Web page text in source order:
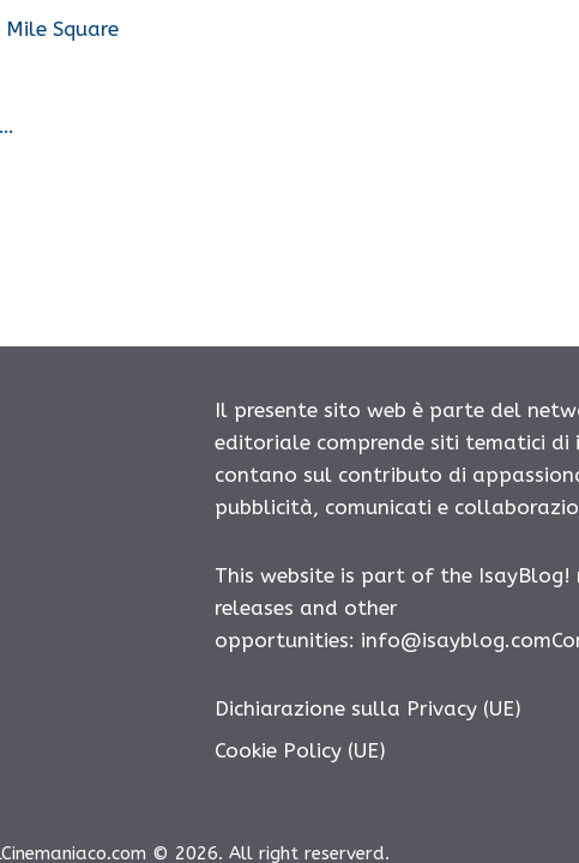
Square
Il presente sito web è parte del
editoriale comprende siti tematici di
contano sul contributo di
pubblicità, comunicati e
This website is part of the IsayBlog!
releases and other
opportunities:
Dichiarazione sulla Privacy (UE)
Cookie Policy (UE)
© 2026. All right reserverd.